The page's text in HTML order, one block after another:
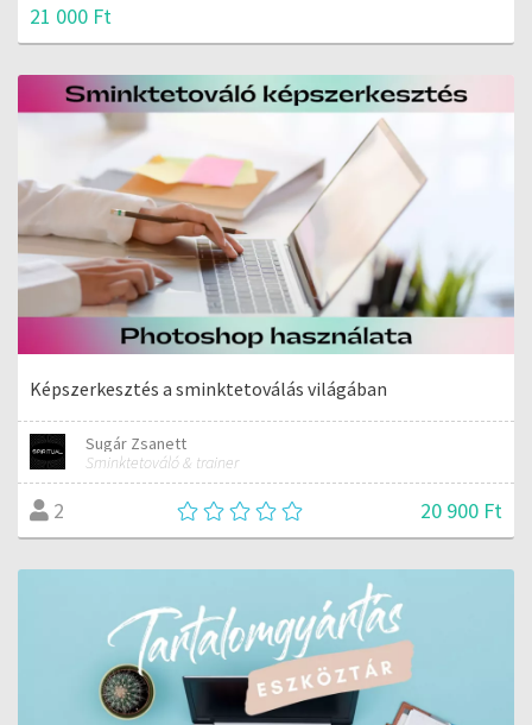
21 000 Ft
Képszerkesztés a sminktetoválás világában
Sugár Zsanett
Sminktetováló & trainer
2 20 900 Ft